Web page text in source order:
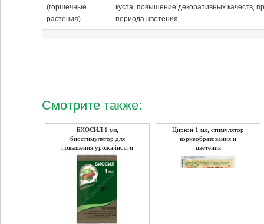
(горшечные
растения)
куста, повышение декоративных качеств,
периода цветения
Смотрите также:
БИОСИЛ 1 мл,
биостимулятор для
повышения урожайности
Циркон 1 мл, стимулятор
корнеобразования и
цветения